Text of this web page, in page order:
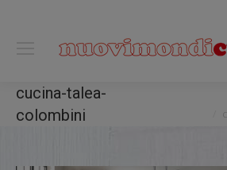
cucina-talea-
colombini